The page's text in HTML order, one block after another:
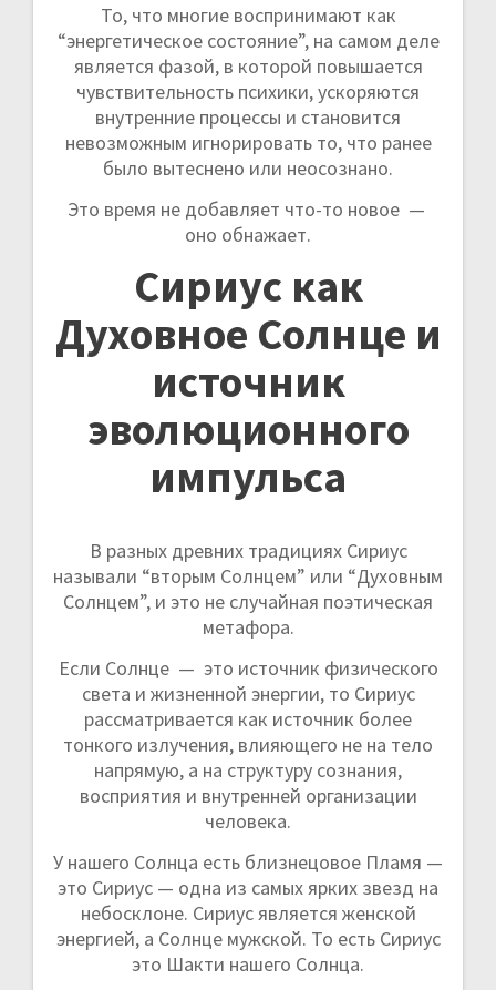
То, что многие воспринимают как
“энергетическое состояние”, на самом деле
является фазой, в которой повышается
чувствительность психики, ускоряются
внутренние процессы и становится
невозможным игнорировать то, что ранее
было вытеснено или неосознано.
Это время не добавляет что-то новое —
оно обнажает.
Сириус как
Духовное Солнце и
источник
эволюционного
импульса
В разных древних традициях Сириус
называли “вторым Солнцем” или “Духовным
Солнцем”, и это не случайная поэтическая
метафора.
Если Солнце — это источник физического
света и жизненной энергии, то Сириус
рассматривается как источник более
тонкого излучения, влияющего не на тело
напрямую, а на структуру сознания,
восприятия и внутренней организации
человека.
У нашего Солнца есть близнецовое Пламя —
это Сириус — одна из самых ярких звезд на
небосклоне. Сириус является женской
энергией, а Солнце мужской. То есть Сириус
это Шакти нашего Солнца.